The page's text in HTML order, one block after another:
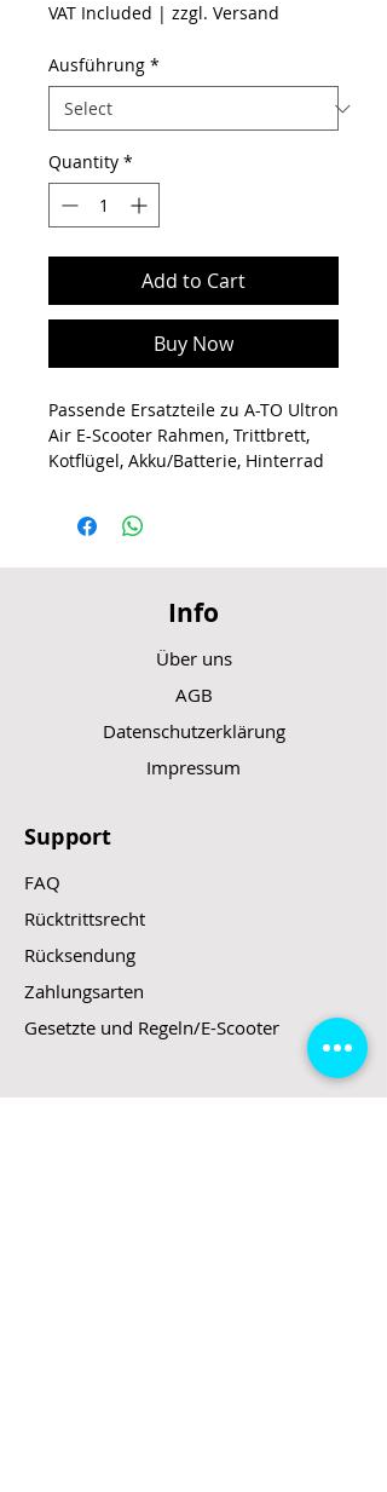
VAT Included | zzgl. Versand
Ausführung *
Quantity *
Add to Cart
Buy Now
Passende Ersatzteile zu A-TO Ultron
Air E-Scooter Rahmen, Trittbrett,
Kotflügel, Akku/Batterie, Hinterrad
Info
Über uns
AGB
Datenschutzerklärung
Impressum
Support
FAQ
Rücktrittsrecht
Rücksendung
Zahlungsarten
Gesetzte und Regeln/E-Scooter